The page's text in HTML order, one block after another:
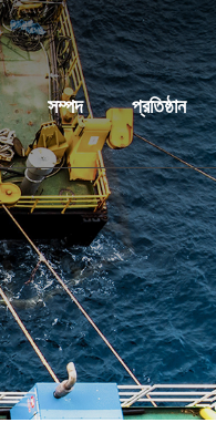
সম্পদ প্রতিষ্ঠান